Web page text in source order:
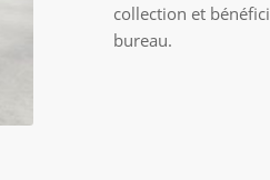
collection et
bureau.